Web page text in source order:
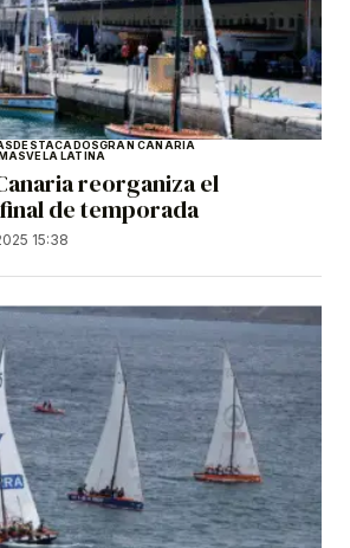
DESTACADOSGRAN CANARIA
VELA LATINA
reorganiza el
de temporada
15:38